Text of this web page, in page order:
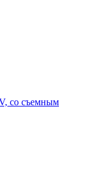
со съемным